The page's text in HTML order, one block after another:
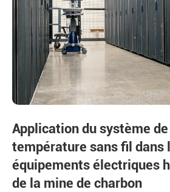
Application du système
température sans fil dans
équipements électriques
de la mine de charbon